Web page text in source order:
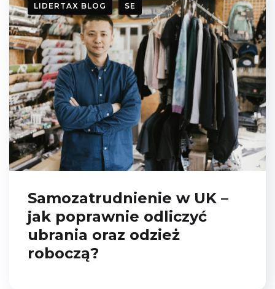
LIDERTAX BLOG SE
Samozatrudnienie w UK –
jak poprawnie odliczyć
ubrania oraz odzież
roboczą?